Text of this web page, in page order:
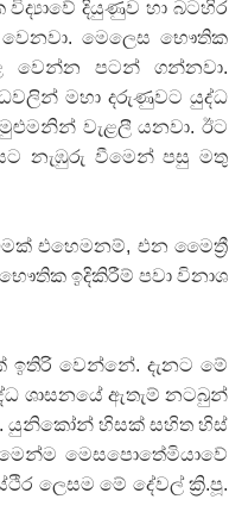
දියුණුව හා බටහිර
මෙලෙස භෞතික
වෙන්න පටන් ගන්නවා.
මහා දරුණුවට යුද්ධ
මුළුමනින් වැළලී යනවා. ඊට
නැඹුරු වීමෙන් පසු මතු
එහෙමනම්, එන මෛත්‍රී
ඉදිකිරීම් පවා විනාශ
වෙන්නේ. දැනට මේ
ශාසනයේ ඇතැම් නටබුන්
යුනිකෝන් හිසක් සහිත හිස්
මෙසපොතේමියාවේ
ලෙසම මේ දේවල් ක්‍රි.පූ.